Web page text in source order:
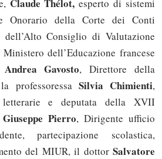
Claude Thélot, esperto di sistemi
Onorario della Corte dei Conti
dell’Alto Consiglio di Valutazione
dell’Educazione francese
Andrea Gavosto, Direttore della
professoressa Silvia Chimienti,
e deputata della XVII
Giuseppe Pierro, Dirigente ufficio
partecipazione scolastica,
del MIUR, il dottor Salvatore